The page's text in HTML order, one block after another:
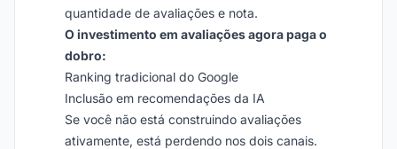
quantidade de avaliações e nota.
O investimento em avaliações agora paga o
dobro:
Ranking tradicional do Google
Inclusão em recomendações da IA
Se você não está construindo avaliações
ativamente, está perdendo nos dois canais.